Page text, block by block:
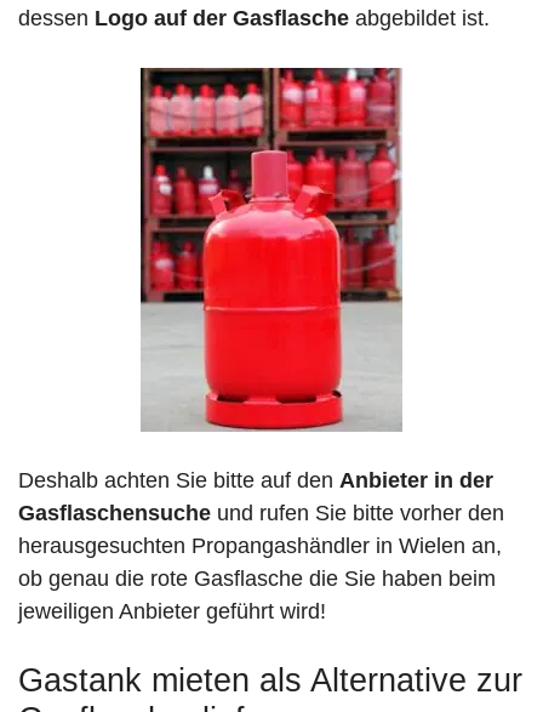
dessen Logo auf der Gasflasche abgebildet ist.
Deshalb achten Sie bitte auf den Anbieter in der
Gasflaschensuche und rufen Sie bitte vorher den
herausgesuchten Propangashändler in Wielen an,
ob genau die rote Gasflasche die Sie haben beim
jeweiligen Anbieter geführt wird!
Gastank mieten als Alternative zur